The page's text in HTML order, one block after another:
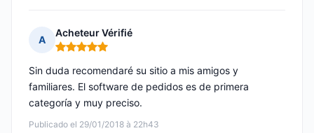
A
Acheteur Vérifié
Nota: 5 de 5
Publicado el 29/01/2018 à 22h43
Sin duda recomendaré su sitio a mis amigos y
familiares. El software de pedidos es de primera
categoría y muy preciso.